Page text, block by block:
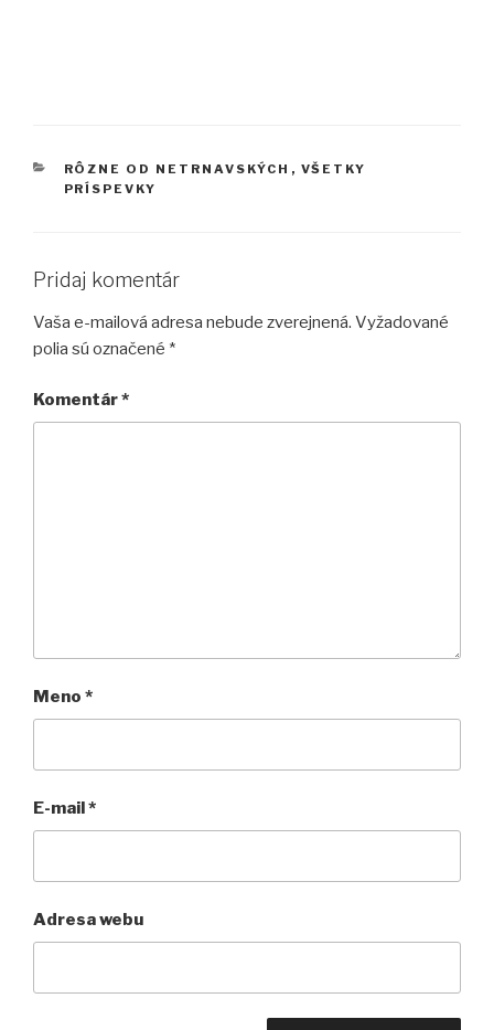
KATEGÓRIE
RÔZNE OD NETRNAVSKÝCH , VŠETKY
PRÍSPEVKY
Pridaj komentár
Vaša e-mailová adresa nebude zverejnená. Vyžadované
polia sú označené *
Komentár*
Meno *
E-mail *
Adresa webu